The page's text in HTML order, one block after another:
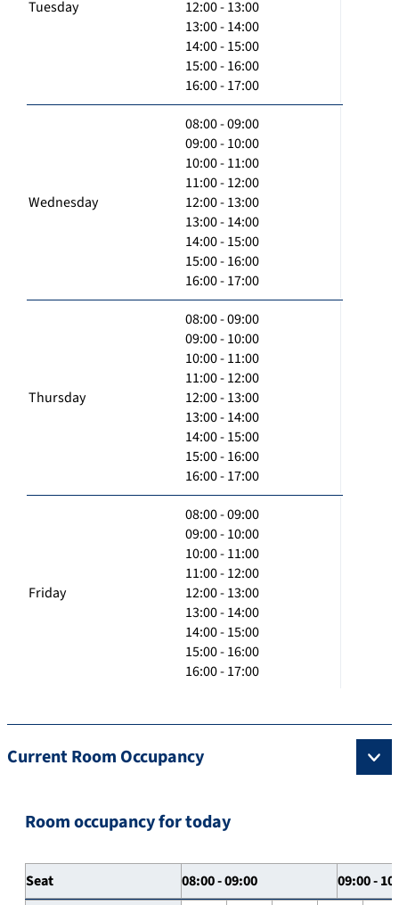
Tuesday
12:00 - 13:00
13:00 - 14:00
14:00 - 15:00
15:00 - 16:00
16:00 - 17:00
Wednesday
08:00 - 09:00
09:00 - 10:00
10:00 - 11:00
11:00 - 12:00
12:00 - 13:00
13:00 - 14:00
14:00 - 15:00
15:00 - 16:00
16:00 - 17:00
Thursday
08:00 - 09:00
09:00 - 10:00
10:00 - 11:00
11:00 - 12:00
12:00 - 13:00
13:00 - 14:00
14:00 - 15:00
15:00 - 16:00
16:00 - 17:00
Friday
08:00 - 09:00
09:00 - 10:00
10:00 - 11:00
11:00 - 12:00
12:00 - 13:00
13:00 - 14:00
14:00 - 15:00
15:00 - 16:00
16:00 - 17:00
Current Room Occupancy
Room occupancy for today
Seat 08:00 - 09:00 09:00 -